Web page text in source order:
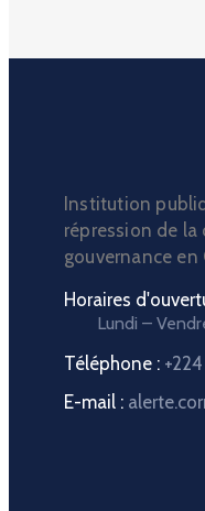
Institution
répression de la
gouvernance en
Horaires
Lundi –
Téléphone :
E-mail :